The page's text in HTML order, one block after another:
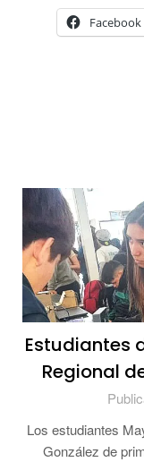
Facebook
Estudiantes
Regional
Los estudiantes
González de